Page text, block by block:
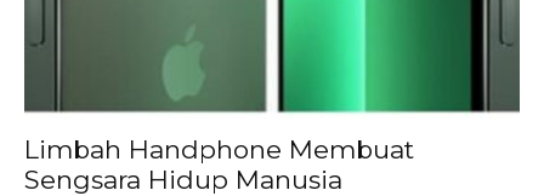
Limbah Handphone Membuat
Sengsara Hidup Manusia